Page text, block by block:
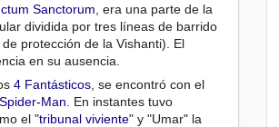
Sanctorum , era una parte de la
dividida por tres líneas de barrido
protección de la Vishanti). El
en su ausencia.
4 Fantásticos , se encontró con el
Spider-Man . En instantes tuvo
el "tribunal viviente" y "Umar" la